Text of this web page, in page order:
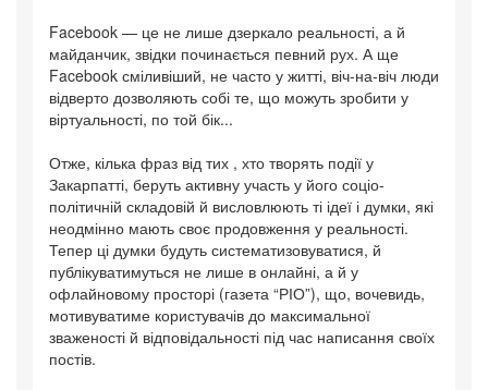
Facebook — це не лише дзеркало реальності, а й
майданчик, звідки починається певний рух. А ще
Facebook сміливіший, не часто у житті, віч-на-віч люди
відверто дозволяють собі те, що можуть зробити у
віртуальності, по той бік...
Отже, кілька фраз від тих , хто творять події у
Закарпатті, беруть активну участь у його соціо-
політичній складовій й висловлюють ті ідеї і думки, які
неодмінно мають своє продовження у реальності.
Тепер ці думки будуть систематизовуватися, й
публікуватимуться не лише в онлайні, а й у
офлайновому просторі (газета “РІО”), що, вочевидь,
мотивуватиме користувачів до максимальної
зваженості й відповідальності під час написання своїх
постів.